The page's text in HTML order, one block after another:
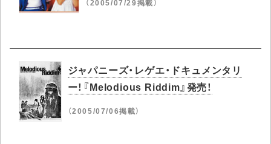
（2005/07/29掲載）
ジャパニーズ・レゲエ・ドキュメンタリ
ー！『Melodious Riddim』発売！
（2005/07/06掲載）